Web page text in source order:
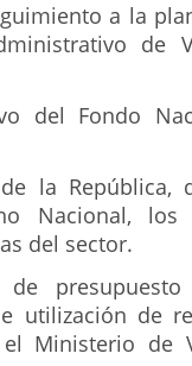
a la
de
del Fondo
la República,
Nacional,
del sector.
utilización de
Ministerio de